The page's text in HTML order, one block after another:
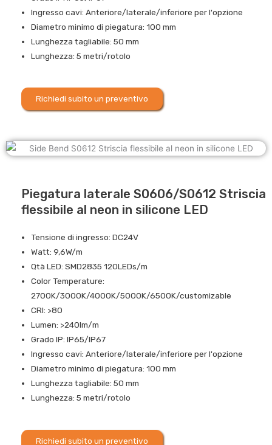
Ingresso cavi: Anteriore/laterale/inferiore per l'opzione
Diametro minimo di piegatura: 100 mm
Lunghezza tagliabile: 50 mm
Lunghezza: 5 metri/rotolo
Richiedi subito un preventivo
Piegatura laterale S0606/S0612 Striscia
flessibile al neon in silicone LED
Tensione di ingresso: DC24V
Watt: 9,6W/m
Qtà LED: SMD2835 120LEDs/m
Color Temperature:
2700K/3000K/4000K/5000K/6500K/customizable
CRI: >80
Lumen: >240lm/m
Grado IP: IP65/IP67
Ingresso cavi: Anteriore/laterale/inferiore per l'opzione
Diametro minimo di piegatura: 100 mm
Lunghezza tagliabile: 50 mm
Lunghezza: 5 metri/rotolo
Richiedi subito un preventivo